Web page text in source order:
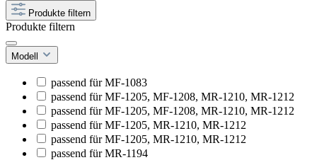
Produkte filtern
Produkte filtern
Modell
passend für MF-1083
passend für MF-1205, MF-1208, MR-1210, MR-1212
passend für MF-1205, MF-1208, MR-1210, MR-1212
passend für MF-1205, MR-1210, MR-1212
passend für MF-1205, MR-1210, MR-1212
passend für MR-1194